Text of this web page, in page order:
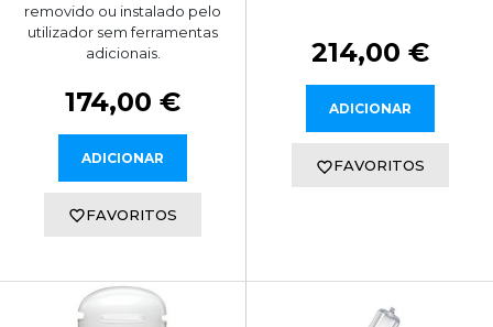
removido ou instalado pelo
utilizador sem ferramentas
adicionais.
174,00 €
ADICIONAR
FAVORITOS
214,00 €
ADICIONAR
FAVORITOS